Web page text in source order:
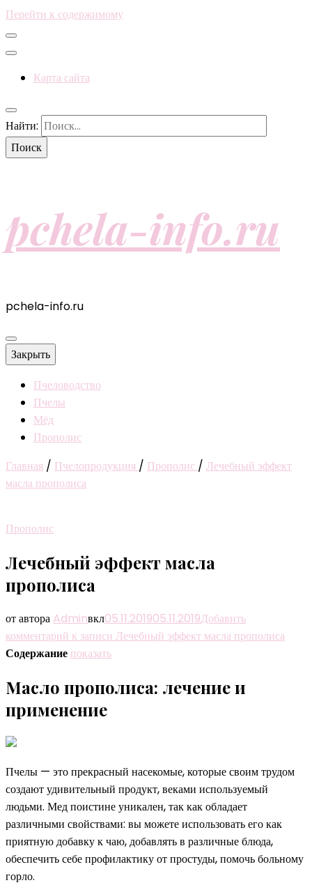
Перейти к содержимому
Карта сайта
Найти:
pchela-info.ru
pchela-info.ru
Закрыть
Пчеловодство
Пчелы
Мёд
Прополис
Главная / Пчелопродукция / Прополис / Лечебный эффект
масла прополиса
Прополис
Лечебный эффект масла
прополиса
от автора Adminвкл05.11.201905.11.2019Добавить
комментарий к записи Лечебный эффект масла прополиса
Содержание показать
Масло прополиса: лечение и
применение
Пчелы — это прекрасный насекомые, которые своим трудом
создают удивительный продукт, веками используемый
людьми. Мед поистине уникален, так как обладает
различными свойствами: вы можете использовать его как
приятную добавку к чаю, добавлять в различные блюда,
обеспечить себе профилактику от простуды, помочь больному
горло.